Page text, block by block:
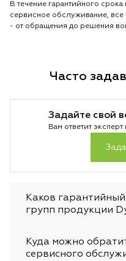
В течение гарантийного
сервисное обслуживание, все
- от обращения до решения
Часто
Задайте свой
Вам ответит
Каков
групп продукции
Куда можно
сервисного